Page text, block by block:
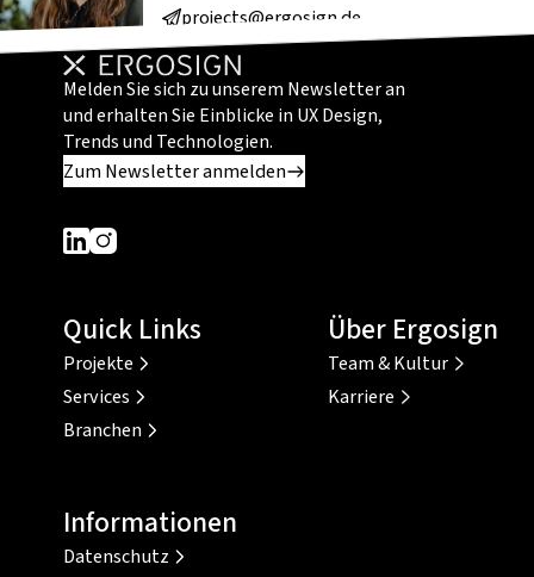
projects@ergosign.de
Melden Sie sich zu unserem Newsletter an
und erhalten Sie Einblicke in UX Design,
Trends und Technologien.
Zum Newsletter anmelden
Dieser Link führt zu einer externen Seite
Dieser Link führt zu einer externen Seite
Quick Links
Projekte
Services
Branchen
Über Ergosign
Team & Kultur
Karriere
Informationen
Datenschutz